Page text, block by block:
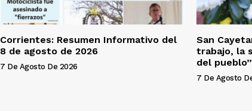
Corrientes: Resumen Informativo del
8 de agosto de 2026
7 De Agosto De 2026
San
trabajo, la
del pueblo”
7 De Agosto